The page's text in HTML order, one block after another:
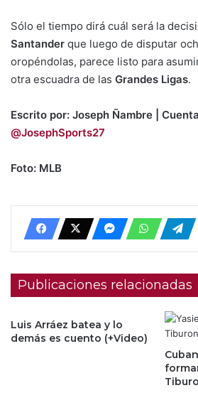
Sólo el tiempo dirá cuál será la
Santander que luego de disputar
oropéndolas, parece listo para
otra escuadra de las Grandes Ligas.
Escrito por: Joseph Ñambre |
@JosephSports27
Foto: MLB
Publicaciones relacionadas
Luis Arráez batea y lo
demás es cuento (+Video)